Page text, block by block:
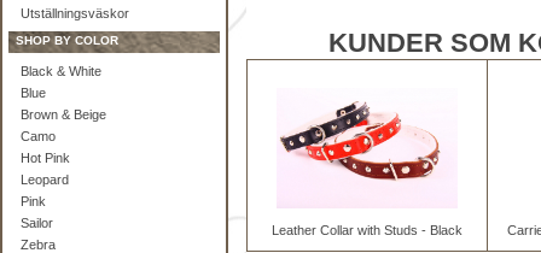
Utställningsväskor
SHOP BY COLOR
Black & White
Blue
Brown & Beige
Camo
Hot Pink
Leopard
Pink
Sailor
Zebra
KUNDER SOM
Leather Collar with Studs - Black